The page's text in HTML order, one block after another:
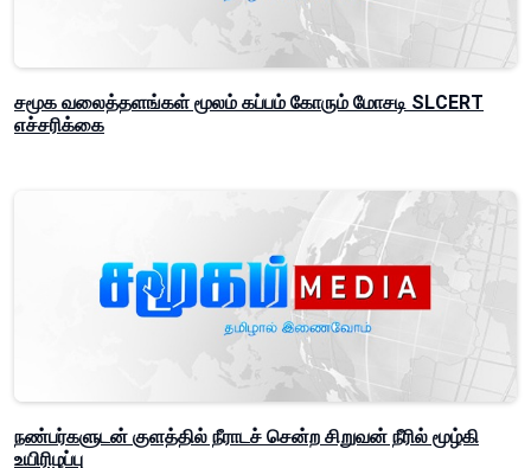
சமூக வலைத்தளங்கள் மூலம் கப்பம் கோரும் மோசடி SLCERT
எச்சரிக்கை
நண்பர்களுடன் குளத்தில் நீராடச் சென்ற சிறுவன் நீரில் மூழ்கி
உயிரிழப்பு